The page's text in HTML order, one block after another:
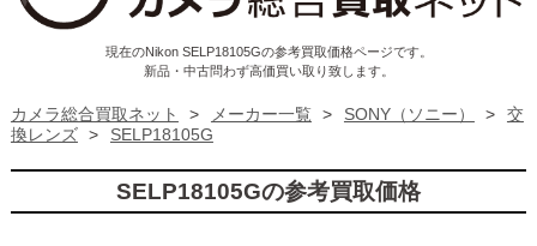
現在のNikon SELP18105Gの参考買取価格ページです。
新品・中古問わず高価買い取り致します。
カメラ総合買取ネット > メーカー一覧 > SONY（ソニー） >
交
換レンズ > SELP18105G
SELP18105Gの参考買取価格